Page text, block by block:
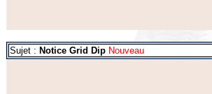
Sujet : Notice Grid Dip Nouveau